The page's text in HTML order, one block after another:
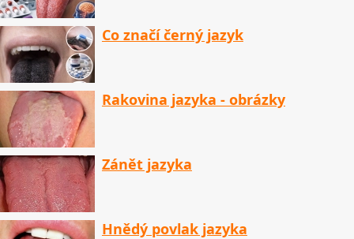
Co značí černý jazyk
Rakovina jazyka - obrázky
Zánět jazyka
Hnědý povlak jazyka